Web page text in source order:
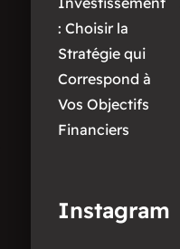
Instagram